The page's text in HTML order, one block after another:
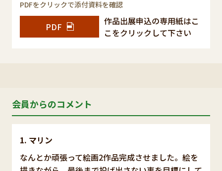
PDFをクリックで添付資料を確認
PDF
作品出展申込の専用紙はこ
こをクリックして下さい
会員からのコメント
マリン
なんとか頑張って絵画2作品完成させました。絵を